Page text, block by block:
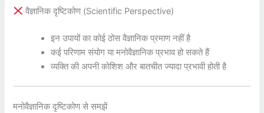
वैज्ञानिक दृष्टिकोण (Scientific Perspective)
इन उपायों का कोई ठोस वैज्ञानिक प्रमाण नहीं है
कई परिणाम संयोग या मनोवैज्ञानिक प्रभाव हो सकते हैं
व्यक्ति की अपनी कोशिश और बातचीत ज्यादा प्रभावी होती है
मनोवैज्ञानिक दृष्टिकोण से समझें